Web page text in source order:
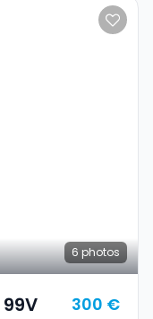
6 photos
300 €